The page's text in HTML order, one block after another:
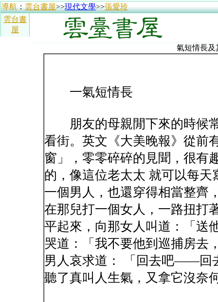
導航：雲台書屋>>現代文學>>張愛玲
雲台書
屋
氣短情長及
一氣短情長
朋友的母親閒下來的時候
看街。英文《大美晚報》從前
窗」，零零碎碎的見聞，很有
的，像這位老太太 就可以每
一個男人，也還穿得相當整齊
在那兒打一個女人，一路扭打
平起來，向那女人叫道：「送
哭道：「我不要他到巡捕房去
男人哀求道： 「回去吧——回
聽了真叫人生氣，又拿它沒奈